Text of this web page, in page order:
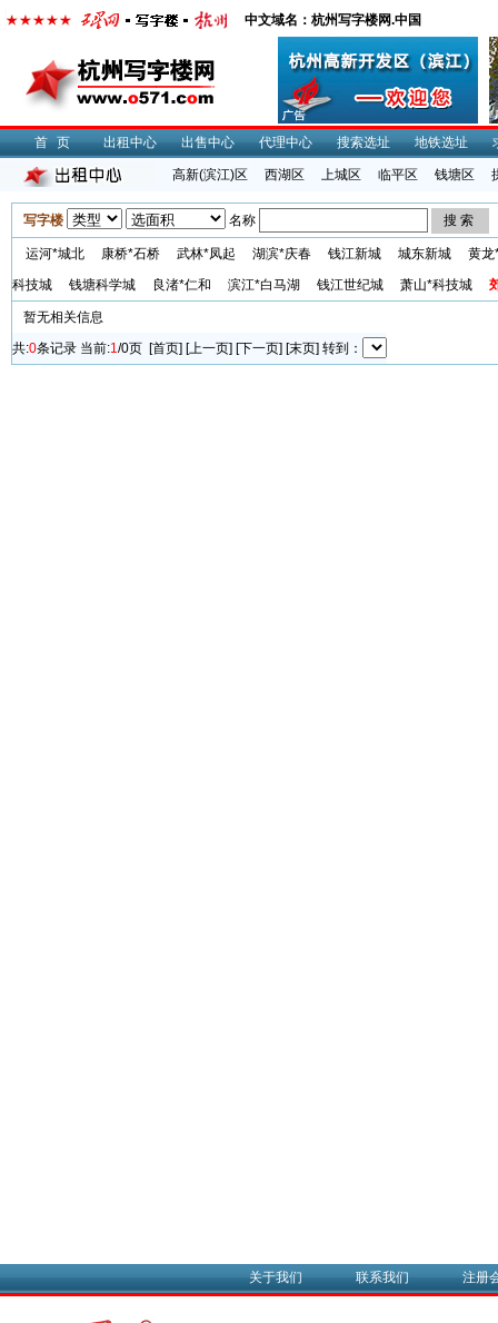
中文域名：杭州写字楼网.中国
首页 出租中心 出售中心 代理中心 搜索选址 地铁选址
高新(滨江)区 西湖区 上城区 临平区 钱塘区
写字楼 名称
运河*城北 康桥*石桥 武林*凤起 湖滨*庆春 钱江新城 城东新城
黄龙
科技城
钱塘科学城 良渚*仁和 滨江*白马湖 钱江世纪城 萧山*科技城
暂无相关信息
共:0条记录 当前:1/0页 [首页] [上一页] [下一页] [末页] 转到：
关于我们 联系我们 注册